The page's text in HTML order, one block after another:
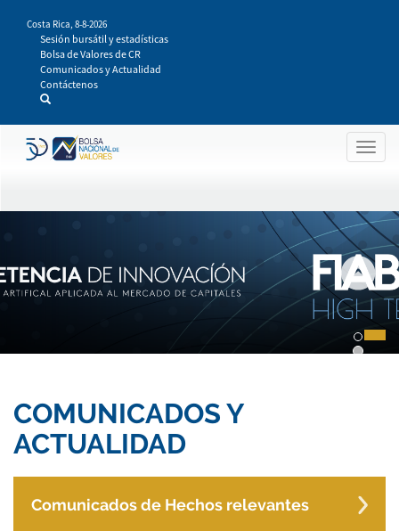
contenido
principal
Costa Rica, 8-8-2026
Sesión bursátil y estadísticas
Bolsa de Valores de CR
Comunicados y Actualidad
Contáctenos
COMUNICADOS Y
ACTUALIDAD
Comunicados de Hechos relevantes